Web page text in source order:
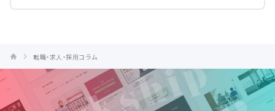
転職・求人・採用コラム